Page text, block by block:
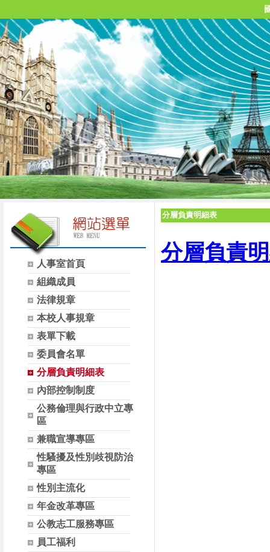
人事室首頁
組織成員
法律規章
本校人事規章
表單下載
委員會名單
分層負責明細表
內部控制制度
公務倫理與行政中立專
區
兼職宣導專區
性騷擾及性別歧視防治
專區
性別主流化
年金改革專區
公教志工服務專區
員工福利
分層負責明細表
分層負責